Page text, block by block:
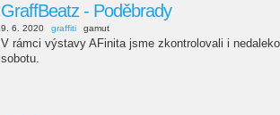
GraffBeatz - Poděbrady
9. 6. 2020 graffiti gamut
V rámci výstavy AFinita jsme zkontrolovali i
sobotu.